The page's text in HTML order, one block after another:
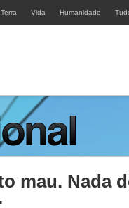
Terra Vida Humanidade
mau. Nada